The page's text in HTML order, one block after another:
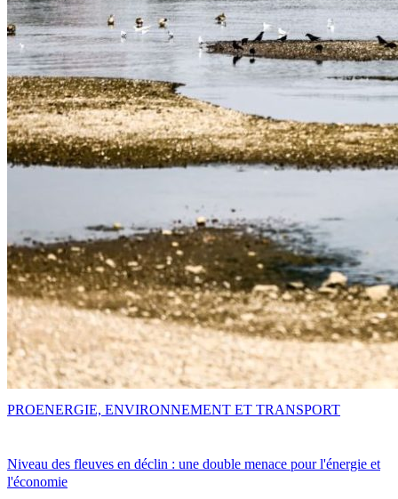
Niveau des fleuves en déclin : une double menace pour l'énergie et
l'économie
PROENERGIE, ENVIRONNEMENT ET TRANSPORT